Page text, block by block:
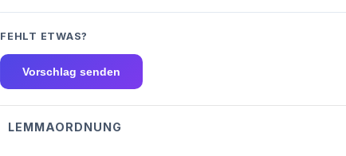
FEHLT ETWAS?
Vorschlag senden
LEMMAORDNUNG